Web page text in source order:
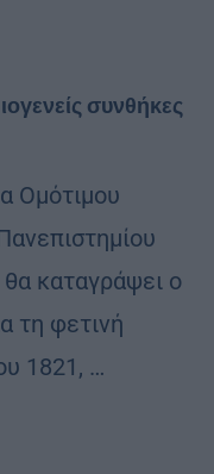
συνθήκες
Ομότιμου
καταγράψει ο
τη φετινή
1821, …